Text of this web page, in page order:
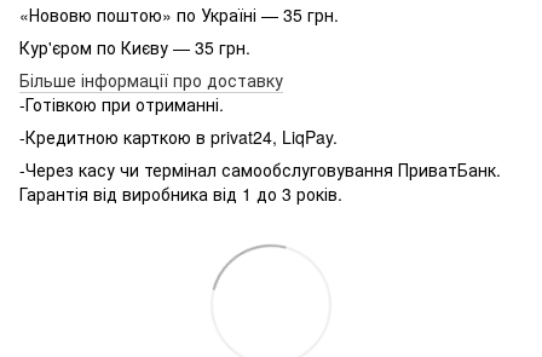
«Нововю поштою» по Україні — 35 грн.
Кур'єром по Києву — 35 грн.
Більше інформації про доставку
-Готівкою при отриманні.
-Кредитною карткою в privat24, LiqPay.
-Через касу чи термінал самообслуговування ПриватБанк.
Гарантія від виробника від 1 до 3 років.